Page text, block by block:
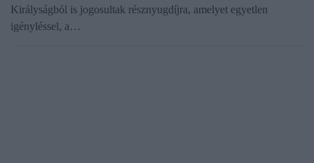
Királyságból is jogosultak résznyugdíjra, amelyet egyetlen
igényléssel, a…